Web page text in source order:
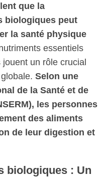
que la
biologiques peut
la santé physique
essentiels
un rôle crucial
Selon une
de la Santé et de
, les personnes
des aliments
de leur digestion et
biologiques : Un